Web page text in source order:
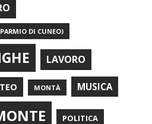
DI CUNEO)
LAVORO
MONTÀ MUSICA
POLITICA